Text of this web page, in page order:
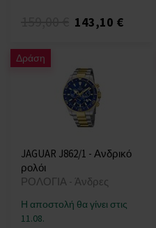
143,10 €
Δράση
JAGUAR J862/1 - Ανδρικό
ρολόι
ΡΟΛΟΓΙΑ - Άνδρες
Η αποστολή θα γίνει στις
11.08.